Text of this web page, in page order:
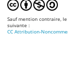
Sauf mention contraire,
suivante :
CC Attribution-